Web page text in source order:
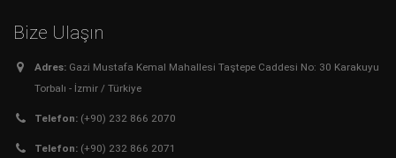
Bize Ulaşın
Adres: Gazi Mustafa Kemal Mahallesi Taştepe Caddesi No: 30 Karakuyu
Torbalı - İzmir / Türkiye
Telefon: (+90) 232 866 2070
Telefon: (+90) 232 866 2071